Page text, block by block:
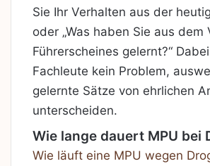
Sie Ihr Verhalten aus der
oder „Was haben Sie aus dem
Führerscheines gelernt?“
Fachleute kein Problem,
gelernte Sätze von ehrlichen
unterscheiden.
Wie lange dauert MPU bei
Wie läuft eine MPU wegen